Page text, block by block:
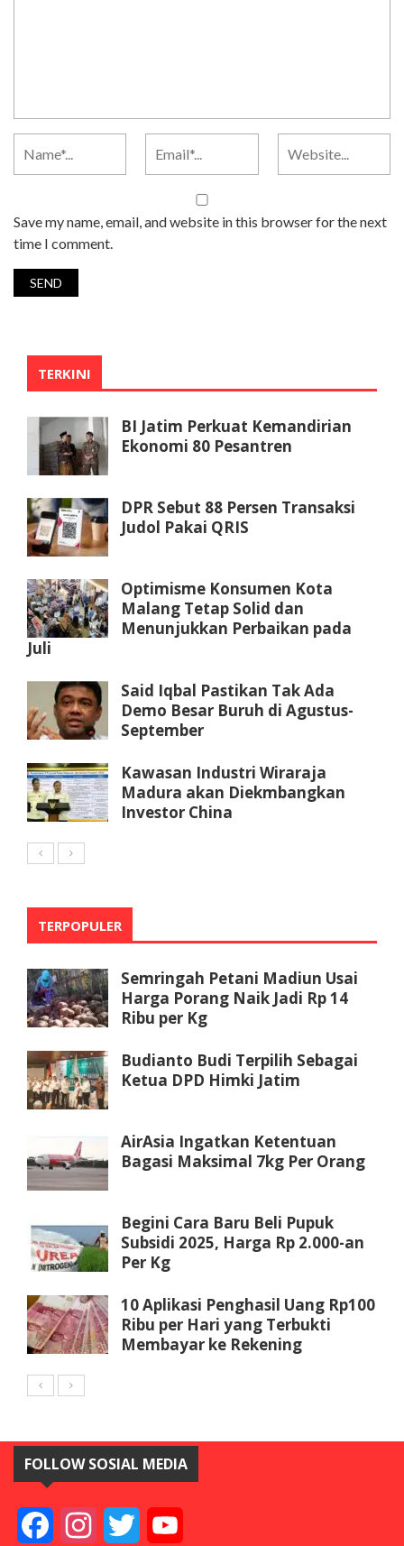
Save my name, email, and website in this browser for the next
time I comment.
TERKINI
BI Jatim Perkuat Kemandirian
Ekonomi 80 Pesantren
DPR Sebut 88 Persen Transaksi
Judol Pakai QRIS
Optimisme Konsumen Kota
Malang Tetap Solid dan
Menunjukkan Perbaikan pada
Juli
Said Iqbal Pastikan Tak Ada
Demo Besar Buruh di Agustus-
September
Kawasan Industri Wiraraja
Madura akan Diekmbangkan
Investor China
TERPOPULER
Semringah Petani Madiun Usai
Harga Porang Naik Jadi Rp 14
Ribu per Kg
Budianto Budi Terpilih Sebagai
Ketua DPD Himki Jatim
AirAsia Ingatkan Ketentuan
Bagasi Maksimal 7kg Per Orang
Begini Cara Baru Beli Pupuk
Subsidi 2025, Harga Rp 2.000-an
Per Kg
10 Aplikasi Penghasil Uang Rp100
Ribu per Hari yang Terbukti
Membayar ke Rekening
FOLLOW SOSIAL MEDIA
FacebookInstagramTwitter